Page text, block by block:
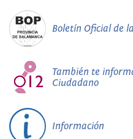
Boletín Oficial de
También te
Ciudadano
Información